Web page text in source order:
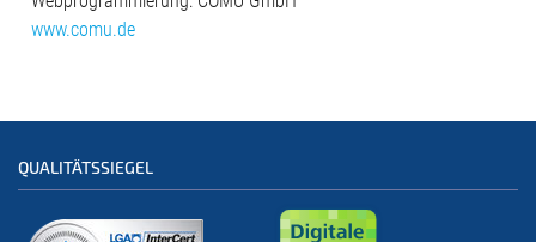
www.comu.de
QUALITÄTSSIEGEL